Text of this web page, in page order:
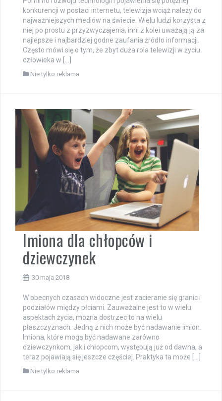
konkurencji w postaci internetu, telewizja wciąż należy do
najważniejszych mediów na świecie. Wielu ludzi korzysta z
niej po prostu z przyzwyczajenia, inni z kolei uważają ją za
najlepsze i najbardziej godne zaufania źródło informacji.
Często mówi się o tym, że zbyt duża rola telewizji w życiu
człowieka w […]
Nie tylko reklama
Imiona dla chłopców i
dziewczynek
30 maja 2018
W obecnych czasach widoczne jest zacieranie się granic i
podziałów między płciami. Zauważalne jest to w wielu
aspektach życia, można dostrzec to na wielu
płaszczyznach. Jedną z nich może być nadawanie imion.
Imiona, które mogą być nadawane zarówno
dziewczynkom, jak i chłopcom, występują już od dawna, a
teraz pojawiają się jeszcze częściej. Praktyka ta może […]
Nie tylko reklama